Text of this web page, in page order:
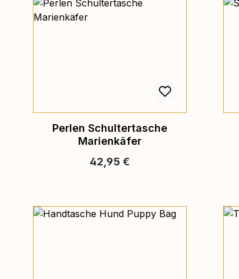
Perlen Schultertasche
Marienkäfer
Regulärer Preis:
42,95 €